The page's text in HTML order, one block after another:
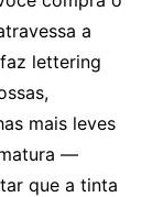
a
lettering
mais leves
—
que a tinta